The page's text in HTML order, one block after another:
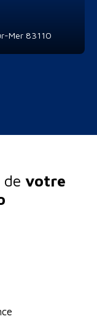
Mer 83110
de votre